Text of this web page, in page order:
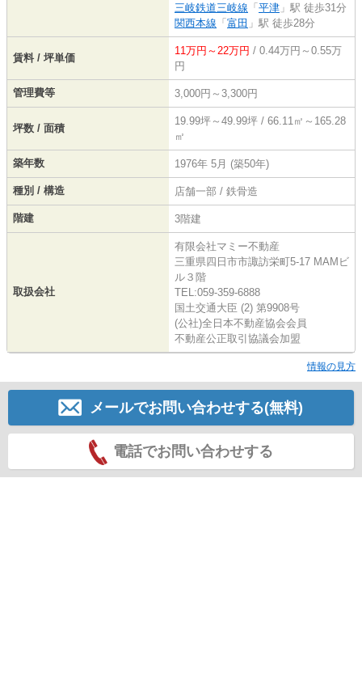
三岐鉄道三岐線 「 平津 」駅 徒歩31分
関西本線 「 富田 」駅 徒歩28分
賃料 / 坪単価
11万円～22万円 / 0.44万円～0.55万
円
管理費等 3,000円～3,300円
坪数 / 面積
19.99坪～49.99坪 / 66.11㎡～165.28
㎡
築年数 1976年 5月 (築50年)
種別 / 構造 店舗一部 / 鉄骨造
階建 3階建
取扱会社
有限会社マミー不動産
三重県四日市市諏訪栄町5-17 MAMビ
ル３階
TEL:059-359-6888
国土交通大臣 (2) 第9908号
(公社)全日本不動産協会会員
不動産公正取引協議会加盟
情報の見方
メールでお問い合わせする(無料)
電話でお問い合わせする